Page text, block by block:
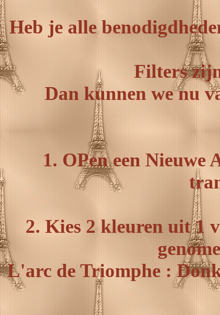
Heb je alle
Filters
Dan kunnen we nu
1. OPen een Nieuwe
2. Kies 2 kleuren uit 1
L'arc de Triomphe :